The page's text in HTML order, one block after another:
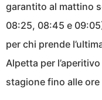
garantito al mattino
08:25, 08:45 e
per chi prende
Alpetta per
stagione fino alle ore